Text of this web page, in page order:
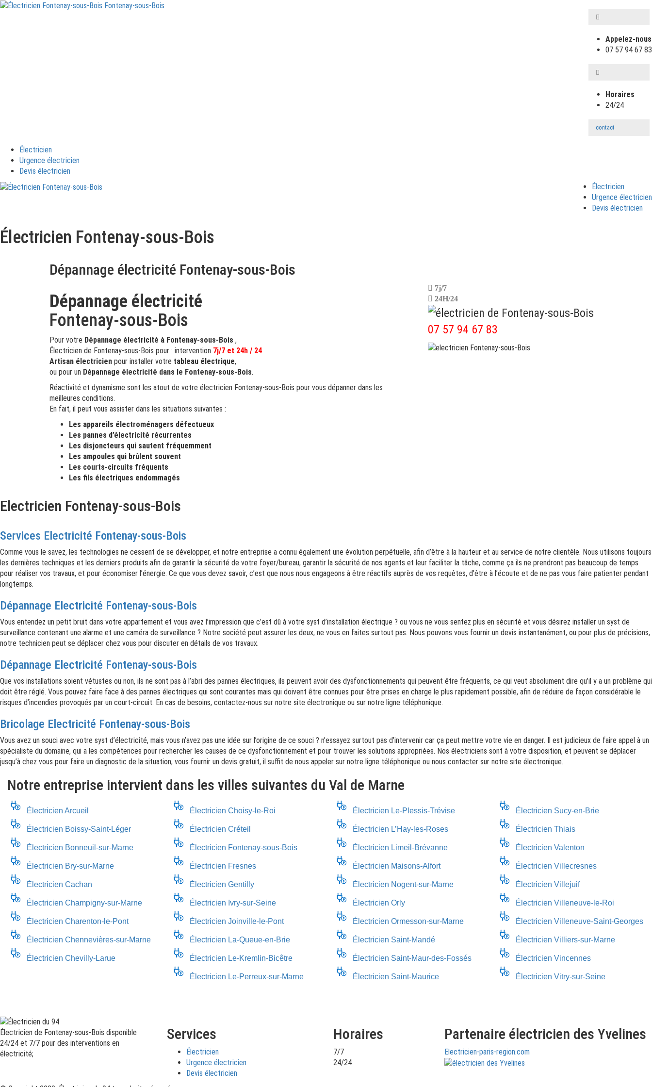
Appelez-nous
‎07 57 94 67 83
Horaires
24/24
contact
Électricien
Urgence électricien
Devis électricien
Électricien
Urgence électricien
Devis électricien
Électricien Fontenay-sous-Bois
Dépannage électricité Fontenay-sous-Bois
Dépannage électricité
Fontenay-sous-Bois
Pour votre Dépannage électricité à Fontenay-sous-Bois ,
Électricien de Fontenay-sous-Bois pour : intervention 7j/7 et 24h / 24
Artisan électricien pour installer votre tableau électrique,
ou pour un Dépannage électricité dans le Fontenay-sous-Bois.
Réactivité et dynamisme sont les atout de votre électricien Fontenay-sous-Bois pour vous dépanner dans les
meilleures conditions.
En fait, il peut vous assister dans les situations suivantes :
Les appareils électroménagers défectueux
Les pannes d’électricité récurrentes
Les disjoncteurs qui sautent fréquemment
Les ampoules qui brûlent souvent
Les courts-circuits fréquents
Les fils électriques endommagés
7j/7
24H/24
‎07 57 94 67 83
Electricien Fontenay-sous-Bois
Services Electricité Fontenay-sous-Bois
Comme vous le savez, les technologies ne cessent de se développer, et notre entreprise a connu également une évolution perpétuelle, afin d’être à la hauteur et au service de notre clientèle. Nous utilisons toujours
les dernières techniques et les derniers produits afin de garantir la sécurité de votre foyer/bureau, garantir la sécurité de nos agents et leur faciliter la tâche, comme ça ils ne prendront pas beaucoup de temps
pour réaliser vos travaux, et pour économiser l’énergie. Ce que vous devez savoir, c’est que nous nous engageons à être réactifs auprès de vos requêtes, d’être à l’écoute et de ne pas vous faire patienter pendant
longtemps.
Dépannage Electricité Fontenay-sous-Bois
Vous entendez un petit bruit dans votre appartement et vous avez l’impression que c’est dû à votre syst d’installation électrique ? ou vous ne vous sentez plus en sécurité et vous désirez installer un syst de
surveillance contenant une alarme et une caméra de surveillance ? Notre société peut assurer les deux, ne vous en faites surtout pas. Nous pouvons vous fournir un devis instantanément, ou pour plus de précisions,
notre technicien peut se déplacer chez vous pour discuter en détails de vos travaux.
Dépannage Electricité Fontenay-sous-Bois
Que vos installations soient vétustes ou non, ils ne sont pas à l’abri des pannes électriques, ils peuvent avoir des dysfonctionnements qui peuvent être fréquents, ce qui veut absolument dire qu’il y a un problème qui
doit être réglé. Vous pouvez faire face à des pannes électriques qui sont courantes mais qui doivent être connues pour être prises en charge le plus rapidement possible, afin de réduire de façon considérable le
risques d’incendies provoqués par un court-circuit. En cas de besoins, contactez-nous sur notre site électronique ou sur notre ligne téléphonique.
Bricolage Electricité Fontenay-sous-Bois
Vous avez un souci avec votre syst d’électricité, mais vous n’avez pas une idée sur l’origine de ce souci ? n’essayez surtout pas d’intervenir car ça peut mettre votre vie en danger. Il est judicieux de faire appel à un
spécialiste du domaine, qui a les compétences pour rechercher les causes de ce dysfonctionnement et pour trouver les solutions appropriées. Nos électriciens sont à votre disposition, et peuvent se déplacer
jusqu’à chez vous pour faire un diagnostic de la situation, vous fournir un devis gratuit, il suffit de nous appeler sur notre ligne téléphonique ou nous contacter sur notre site électronique.
Notre entreprise intervient dans les villes suivantes du Val de Marne
Électricien Arcueil
Électricien Boissy-Saint-Léger
Électricien Bonneuil-sur-Marne
Électricien Bry-sur-Marne
Électricien Cachan
Électricien Champigny-sur-Marne
Électricien Charenton-le-Pont
Électricien Chennevières-sur-Marne
Électricien Chevilly-Larue
Électricien Choisy-le-Roi
Électricien Créteil
Électricien Fontenay-sous-Bois
Électricien Fresnes
Électricien Gentilly
Électricien Ivry-sur-Seine
Électricien Joinville-le-Pont
Électricien La-Queue-en-Brie
Électricien Le-Kremlin-Bicêtre
Électricien Le-Perreux-sur-Marne
Électricien Le-Plessis-Trévise
Électricien L’Hay-les-Roses
Électricien Limeil-Brévanne
Électricien Maisons-Alfort
Électricien Nogent-sur-Marne
Électricien Orly
Électricien Ormesson-sur-Marne
Électricien Saint-Mandé
Électricien Saint-Maur-des-Fossés
Électricien Saint-Maurice
Électricien Sucy-en-Brie
Électricien Thiais
Électricien Valenton
Électricien Villecresnes
Électricien Villejuif
Électricien Villeneuve-le-Roi
Électricien Villeneuve-Saint-Georges
Électricien Villiers-sur-Marne
Électricien Vincennes
Électricien Vitry-sur-Seine
Électricien de Fontenay-sous-Bois disponible
24/24 et 7/7 pour des interventions en
électricité;
Services
Électricien
Urgence électricien
Devis électricien
Horaires
7/7
24/24
Partenaire électricien des Yvelines
Electricien-paris-region.com